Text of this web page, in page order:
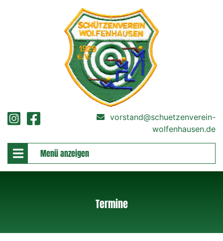
vorstand@schuetzenverein-
wolfenhausen.de
Menü anzeigen
Termine